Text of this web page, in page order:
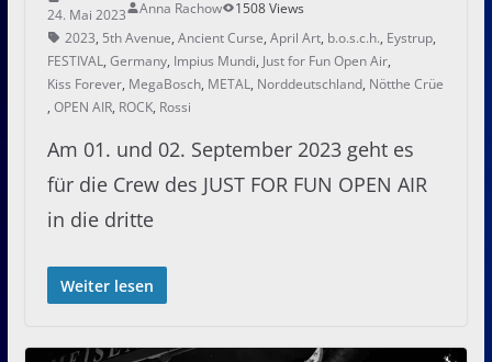
24. Mai 2023 Anna Rachow
1508 Views
2023, 5th Avenue, Ancient Curse, April Art, b.o.s.c.h., Eystrup,
FESTIVAL, Germany, Impius Mundi, Just for Fun Open Air,
Kiss Forever, MegaBosch, METAL, Norddeutschland, Nötthe Crüe
, OPEN AIR, ROCK, Rossi
Am 01. und 02. September 2023 geht es
für die Crew des JUST FOR FUN OPEN AIR
in die dritte
Weiter lesen